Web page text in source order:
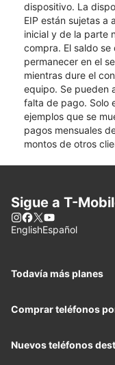
dispositivo. La
EIP están sujetas a
inicial y de la parte
compra. El saldo
permanecer en el
mientras dure el
equipo. Se pueden
falta de pago. Solo
ejemplos que se
pagos mensuales
montos de otros